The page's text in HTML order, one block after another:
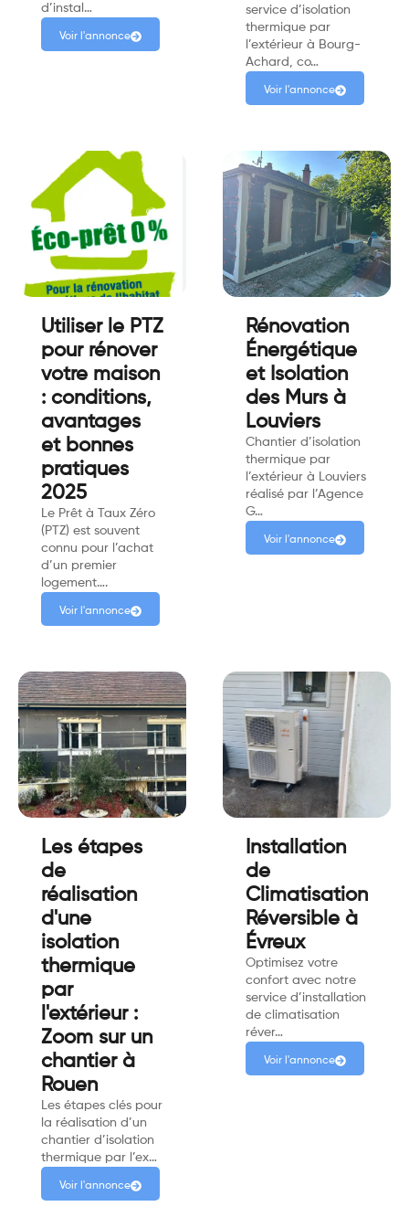
d’instal…
Voir l'annonce
service d’isolation
thermique par
l’extérieur à Bourg-
Achard, co…
Voir l'annonce
Utiliser le PTZ
pour rénover
votre maison
: conditions,
avantages
et bonnes
pratiques
2025
Le Prêt à Taux Zéro
(PTZ) est souvent
connu pour l’achat
d’un premier
logement….
Voir l'annonce
Rénovation
Énergétique
et Isolation
des Murs à
Louviers
Chantier d’isolation
thermique par
l’extérieur à Louviers
réalisé par l’Agence
G…
Voir l'annonce
Les étapes
de
réalisation
d'une
isolation
thermique
par
l'extérieur :
Zoom sur un
chantier à
Rouen
Les étapes clés pour
la réalisation d’un
chantier d’isolation
thermique par l’ex…
Voir l'annonce
Installation
de
Climatisation
Réversible à
Évreux
Optimisez votre
confort avec notre
service d’installation
de climatisation
réver…
Voir l'annonce